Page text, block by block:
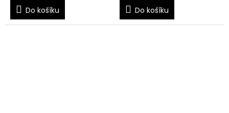
Do košíku Do košíku